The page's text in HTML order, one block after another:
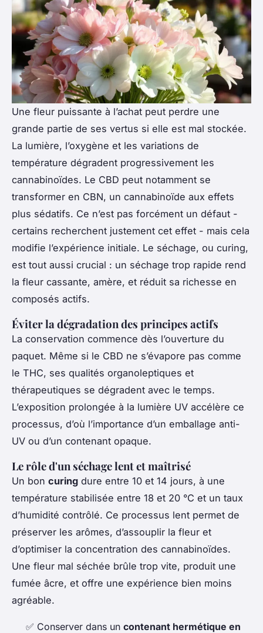
Une fleur puissante à l’achat peut perdre une
grande partie de ses vertus si elle est mal stockée.
La lumière, l’oxygène et les variations de
température dégradent progressivement les
cannabinoïdes. Le CBD peut notamment se
transformer en CBN, un cannabinoïde aux effets
plus sédatifs. Ce n’est pas forcément un défaut -
certains recherchent justement cet effet - mais cela
modifie l’expérience initiale. Le séchage, ou curing,
est tout aussi crucial : un séchage trop rapide rend
la fleur cassante, amère, et réduit sa richesse en
composés actifs.
Éviter la dégradation des principes actifs
La conservation commence dès l’ouverture du
paquet. Même si le CBD ne s’évapore pas comme
le THC, ses qualités organoleptiques et
thérapeutiques se dégradent avec le temps.
L’exposition prolongée à la lumière UV accélère ce
processus, d’où l’importance d’un emballage anti-
UV ou d’un contenant opaque.
Le rôle d'un séchage lent et maîtrisé
Un bon curing dure entre 10 et 14 jours, à une
température stabilisée entre 18 et 20 °C et un taux
d’humidité contrôlé. Ce processus lent permet de
préserver les arômes, d’assouplir la fleur et
d’optimiser la concentration des cannabinoïdes.
Une fleur mal séchée brûle trop vite, produit une
fumée âcre, et offre une expérience bien moins
agréable.
✅ Conserver dans un contenant hermétique en